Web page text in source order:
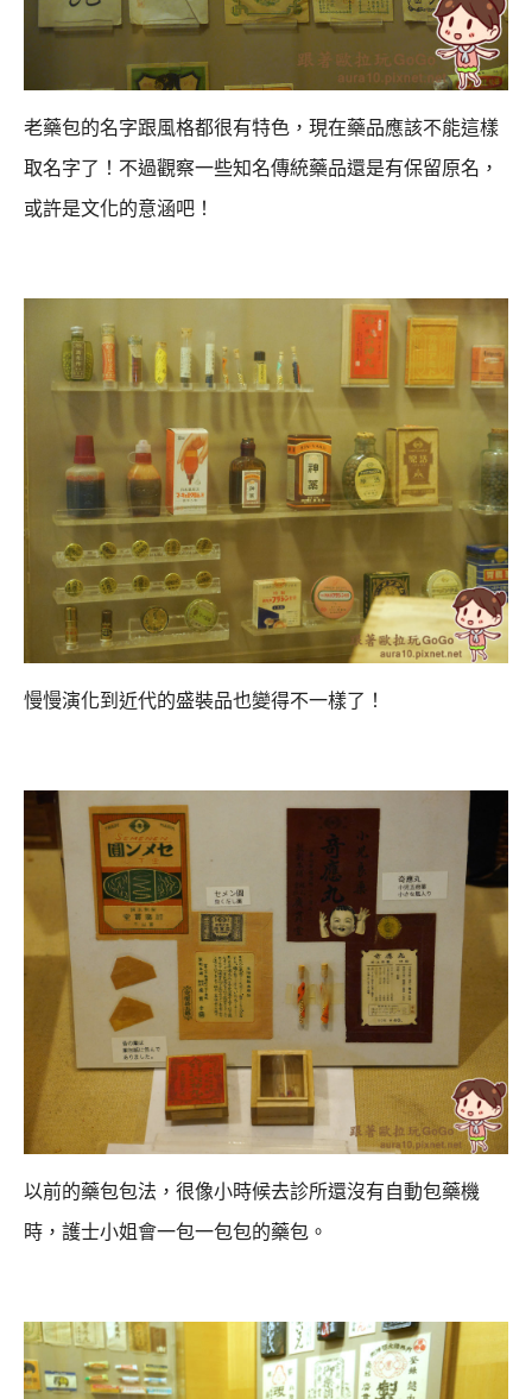
老藥包的名字跟風格都很有特色，現在藥品應該不能這樣
取名字了！ 不過觀察一些知名傳統藥品還是有保留原名，
或許是文化的意涵吧！
慢慢演化到近代的盛裝品也變得不一樣了！
以前的藥包包法，很像小時候去診所還沒有自動包藥機
時，護士小姐會一包一包包的藥包。